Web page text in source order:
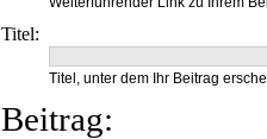
Titel:
Titel, unter dem Ihr Beitrag
Beitrag: